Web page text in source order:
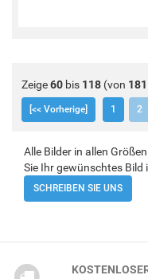
Zeige60 bis 118 (von 181
[<< Vorherige] 1 2
Alle Bilder in allen
Sie Ihr gewünschtes
SCHREIBEN SIE UNS